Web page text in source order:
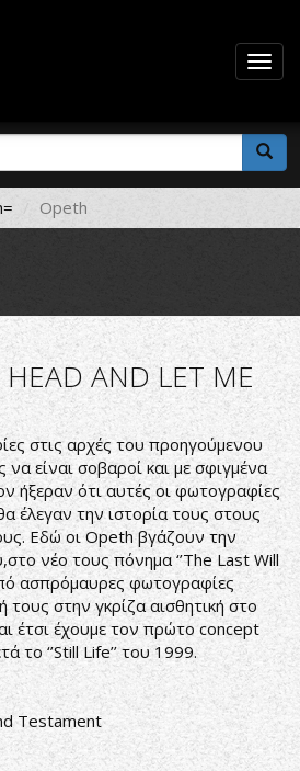
Opeth
AND LET ME
στις αρχές του προηγούμενου
είναι σοβαροί και με σφιγμένα
ήξεραν ότι αυτές οι φωτογραφίες
έλεγαν την ιστορία τους στους
Εδώ οι Opeth βγάζουν την
νέο τους πόνημα ‘’The Last Will
ασπρόμαυρες φωτογραφίες
στην γκρίζα αισθητική στο
έτσι έχουμε τον πρώτο concept
το ‘’Still Life’’ του 1999.
Testament